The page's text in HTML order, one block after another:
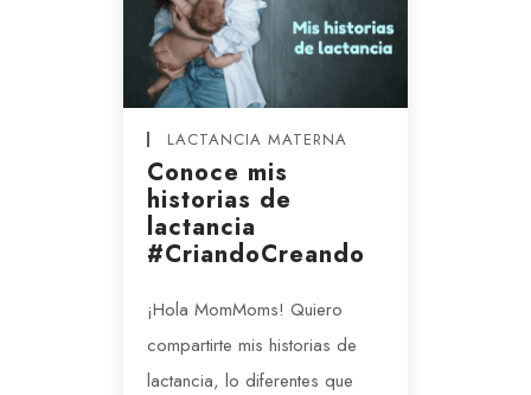
LACTANCIA MATERNA
Conoce mis
historias de
lactancia
#CriandoCreando
¡Hola MomMoms! Quiero
compartirte mis historias de
lactancia, lo diferentes que